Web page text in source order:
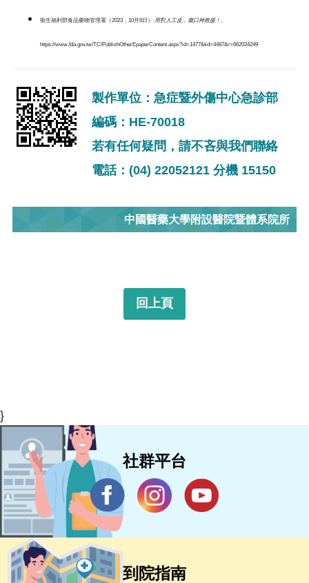
衛生福利部食品藥物管理署（2023，10月6日）‧用對人工皮，傷口神救援！ 。
https://www.fda.gov.tw/TC/PublishOtherEpaperContent.aspx?id=1477&tid=4487&r=662024249
製作單位：急症暨外傷中心急診部
編碼：HE-70018
若有任何疑問，請不吝與我們聯絡
電話：(04) 22052121 分機 15150
中國醫藥大學附設醫院暨體系院所
回上頁
}
社群平台
到院指南